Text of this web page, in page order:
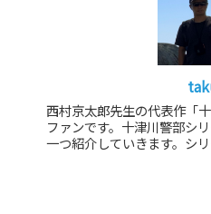
西村京太郎先生の代表作「
ファンです。十津川警部シ
一つ紹介していきます。シ